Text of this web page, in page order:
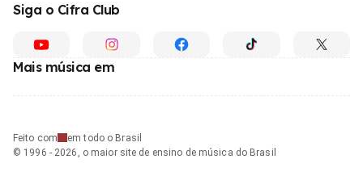
Siga o Cifra Club
Mais música em
Feito com
em todo o Brasil
© 1996 - 2026, o maior site de ensino de música do Brasil